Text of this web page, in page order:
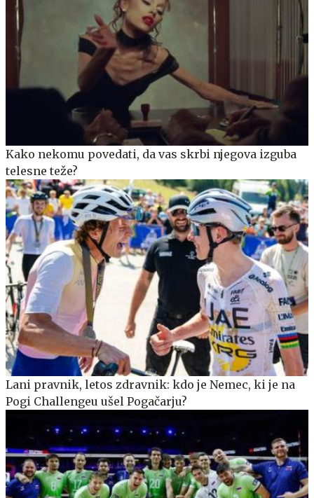
Kako nekomu povedati, da vas skrbi njegova izguba
telesne teže?
Lani pravnik, letos zdravnik: kdo je Nemec, ki je na
Pogi Challengeu ušel Pogačarju?